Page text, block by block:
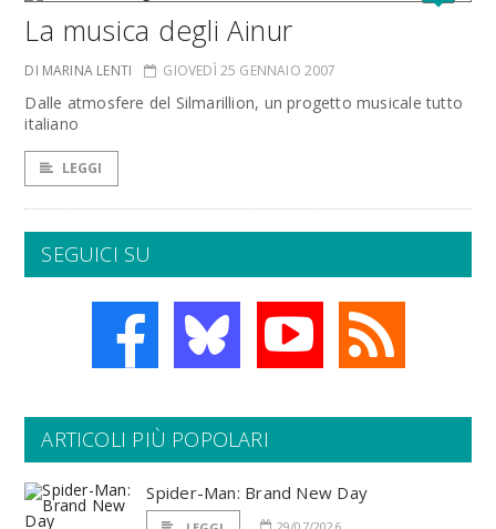
La musica degli Ainur
DI MARINA LENTI GIOVEDÌ 25 GENNAIO 2007
Dalle atmosfere del Silmarillion, un progetto musicale tutto
italiano
LEGGI
SEGUICI SU
ARTICOLI PIÙ POPOLARI
Spider-Man: Brand New Day